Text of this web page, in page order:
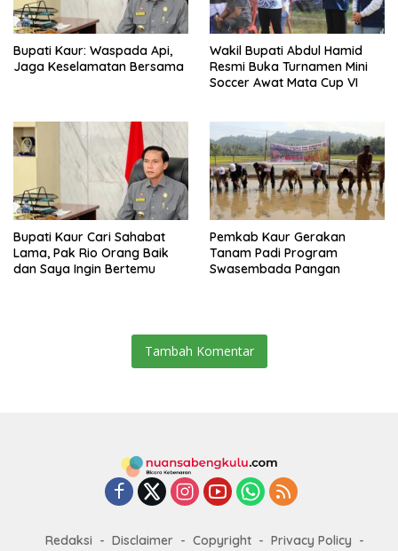
Bupati Kaur: Waspada Api,
Jaga Keselamatan Bersama
Wakil Bupati Abdul Hamid
Resmi Buka Turnamen Mini
Soccer Awat Mata Cup VI
Bupati Kaur Cari Sahabat
Lama, Pak Rio Orang Baik
dan Saya Ingin Bertemu
Pemkab Kaur Gerakan
Tanam Padi Program
Swasembada Pangan
Tambah Komentar
Redaksi Disclaimer Copyright Privacy Policy